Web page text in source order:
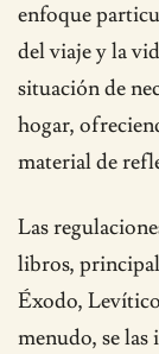
enfoque
del viaje y la
situación de
hogar,
material de
Las
libros,
Éxodo,
menudo, se